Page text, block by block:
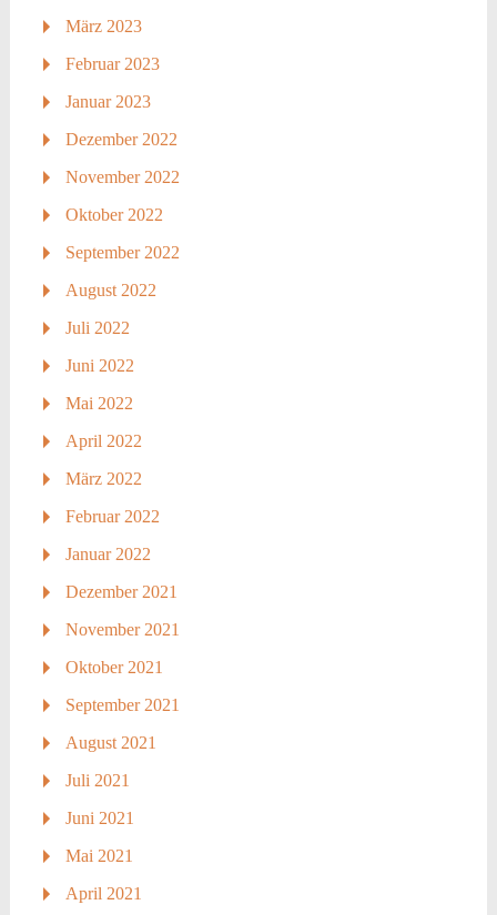
März 2023
Februar 2023
Januar 2023
Dezember 2022
November 2022
Oktober 2022
September 2022
August 2022
Juli 2022
Juni 2022
Mai 2022
April 2022
März 2022
Februar 2022
Januar 2022
Dezember 2021
November 2021
Oktober 2021
September 2021
August 2021
Juli 2021
Juni 2021
Mai 2021
April 2021